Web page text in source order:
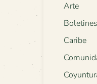
Arte
Boletines
Caribe